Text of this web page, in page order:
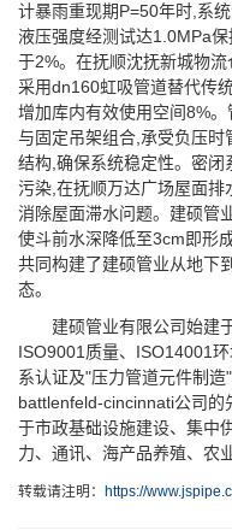
计暴雨重现期P=50年时,系
液压强度经测试达1.0MPa
于2%。在抚顺沈抚新城物
采用dn160虹吸管道替代传
增加库内有效使用空间8%
与固定吊架组合,承受负压
结构,确保系统稳定性。密
污染,在抚顺万达广场屋面
消除屋面滞水问题。建硕管
使斗前水深降低至3cm即形
共同构建了建硕管业从地下
态。
建硕管业有限公司始建于
ISO9001质量、ISO14001
系认证及"压力管道元件制
battlenfeld-cincinnati公司的
于市政基础设施建设、集中
力、通讯、海产品养殖、农
转载请注明： https://